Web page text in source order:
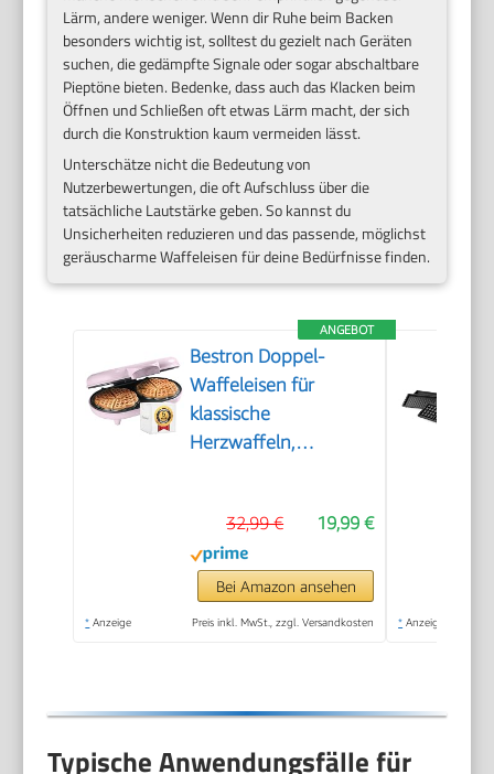
Lärm, andere weniger. Wenn dir Ruhe beim Backen
besonders wichtig ist, solltest du gezielt nach Geräten
suchen, die gedämpfte Signale oder sogar abschaltbare
Pieptöne bieten. Bedenke, dass auch das Klacken beim
Öffnen und Schließen oft etwas Lärm macht, der sich
durch die Konstruktion kaum vermeiden lässt.
Unterschätze nicht die Bedeutung von
Nutzerbewertungen, die oft Aufschluss über die
tatsächliche Lautstärke geben. So kannst du
Unsicherheiten reduzieren und das passende, möglichst
geräuscharme Waffeleisen für deine Bedürfnisse finden.
ANGEBOT
Bestron Doppel-
Waffeleisen für
klassische
Herzwaffeln,
Antihaftbeschichtung,
ideal für
Kindergeburtstage,
Ostern &
19,99 €
32,99 €
Bei Amazon ansehen
* Anzeige Preis inkl. MwSt., zzgl. Versandkosten * Anzeige
Typische Anwendungsfälle für